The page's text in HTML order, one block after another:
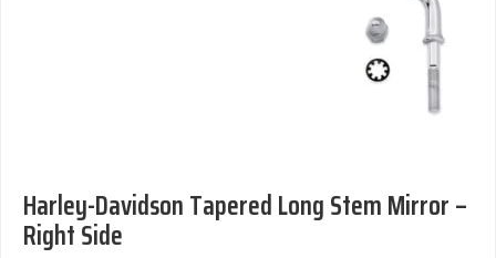
Harley-Davidson Tapered Long Stem Mirror –
Right Side